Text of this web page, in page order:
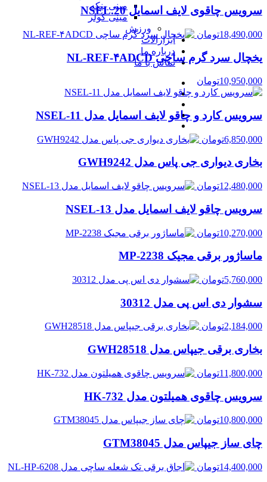
مینی پنکه
مینی کولر
ورزش
ابزارالات
درباره ما
تماس با ما
سرویس چاقوی لایف اسمایل NSEL.20
18,490,000تومان
یخچال سرد گرم ساچی NL-REF-۴ADCD
10,950,000تومان
سرویس کارد و چاقو لایف اسمایل مدل NSEL-11
6,850,000تومان
بخاری دیواری جی پاس مدل GWH9242
12,480,000تومان
سرویس چاقو لایف اسمایل مدل NSEL-13
10,270,000تومان
ماساژور برقی مجیک MP-2238
5,760,000تومان
سشوار دی اس پی مدل 30312
2,184,000تومان
بخاری برقی جیپاس مدل GWH28518
11,800,000تومان
سرویس چاقوی همیلتون مدل HK-732
10,800,000تومان
چای ساز جیپاس مدل GTM38045
14,400,000تومان